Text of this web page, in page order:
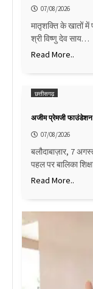
07/08/2026
मातृशक्ति के खातों में
श्री विष्णु देव साय…
Read More..
छत्तीसगढ़
अजीम प्रेमजी
07/08/2026
बलौदाबाज़ार, 7
पहल पर बालिका
Read More..